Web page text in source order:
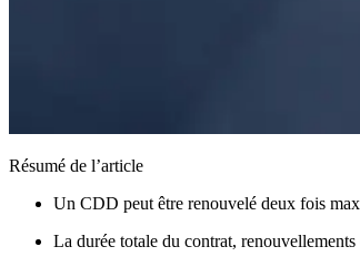
Résumé de l’article
Un CDD peut être renouvelé deux fois
La durée totale du contrat,